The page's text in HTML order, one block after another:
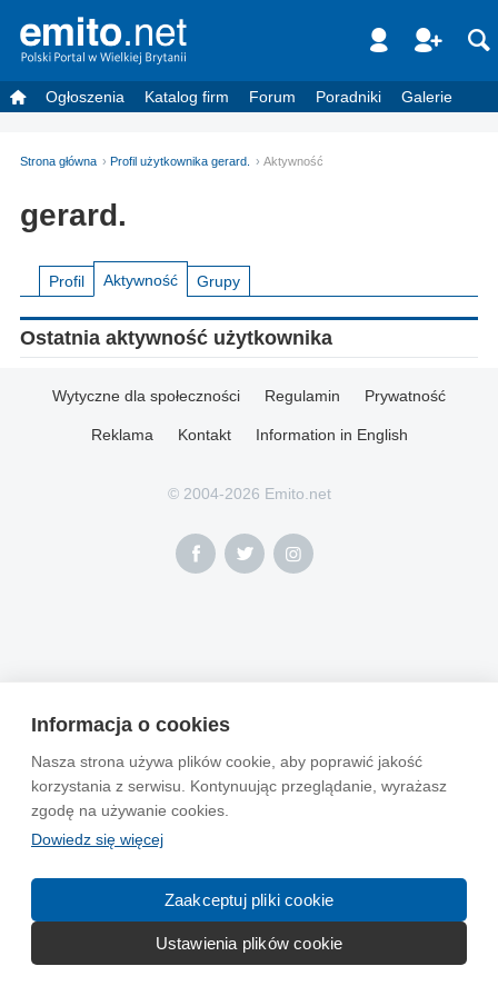
Informacja o cookies
Nasza strona używa plików cookie, aby poprawić jakość
korzystania z serwisu. Kontynuując przeglądanie, wyrażasz
zgodę na używanie cookies.
Dowiedz się więcej
Zaakceptuj pliki cookie
Ustawienia plików cookie
Ogłoszenia Katalog firm Forum Poradniki Galerie
Strona główna Profil użytkownika gerard. Aktywność
gerard.
Profil Aktywność Grupy
Ostatnia aktywność użytkownika
Wytyczne dla społeczności Regulamin Prywatność
Reklama Kontakt Information in English
© 2004-2026 Emito.net